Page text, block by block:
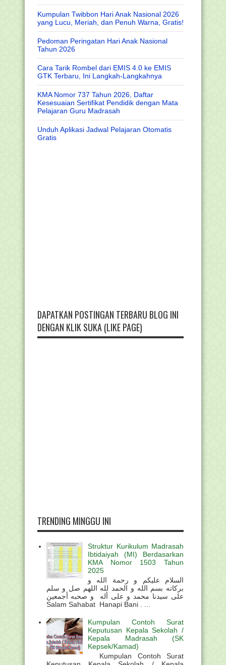
Kumpulan Twibbon Hari Anak Nasional 2026
yang Lucu, Meriah, dan Penuh Warna, Gratis!
Pedoman Peringatan Hari Anak Nasional
Tahun 2026
Cara Tarik Rombel dari EMIS 4.0 ke EMIS
GTK Terbaru, Ini Langkah-Langkahnya
KMA Nomor 737 Tahun 2026, Daftar
Kesesuaian Sertifikat Pendidik dengan Mata
Pelajaran Guru Madrasah
Unduh Aplikasi Jadwal Pelajaran Otomatis
Gratis
DAPATKAN POSTINGAN TERBARU BLOG INI
DENGAN KLIK SUKA (LIKE PAGE)
TRENDING MINGGU INI
Struktur Kurikulum Madrasah
Ibtidaiyah (MI) Berdasarkan
KMA Nomor 1503 Tahun
2025
السلام عليكم و رحمة الله و
بركاته بسم الله و الحمد لله اللهم صل و سلم
على سيدنا محمد و على أله و صحبه أجمعين
Salam Sahabat Hanapi Bani . ...
Kumpulan Contoh Surat
Keputusan Kepala Sekolah /
Kepala Madrasah (SK
Kepsek/Kamad)
Kumpulan Contoh Surat